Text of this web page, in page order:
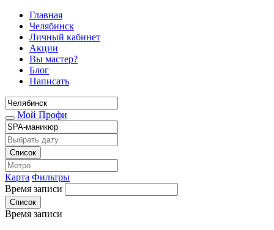
Главная
Челябинск
Личный кабинет
Акции
Вы мастер?
Блог
Написать
Мой Профи
Список
Карта Фильтры
Время записи
Список
Время записи